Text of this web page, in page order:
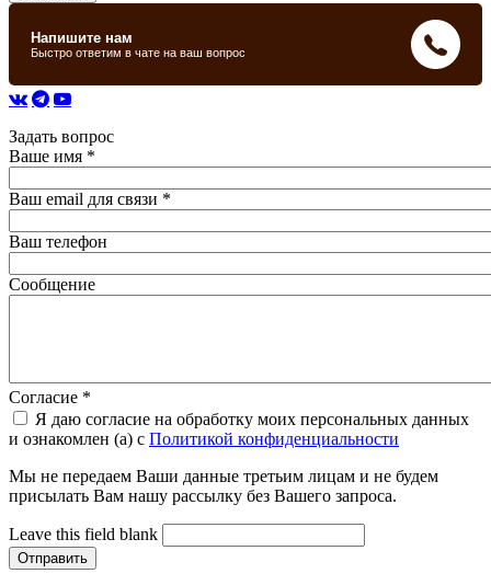
Задать вопрос
Ваше имя *
Ваш email для связи *
Ваш телефон
Сообщение
Согласие *
Я даю согласие на обработку моих персональных данных
и ознакомлен (а) с Политикой конфиденциальности
Мы не передаем Ваши данные третьим лицам и не будем
присылать Вам нашу рассылку без Вашего запроса.
Leave this field blank